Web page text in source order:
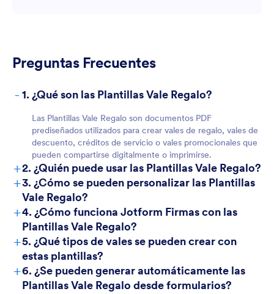
For Teams
For Customers
Preguntas Frecuentes
- 1. ¿Qué son las Plantillas Vale Regalo?
Las Plantillas Vale Regalo son documentos PDF
prediseñados utilizados para crear vales de regalo, vales de
descuento, créditos de servicio o vales promocionales que
pueden compartirse digitalmente o imprimirse.
+2. ¿Quién puede usar las Plantillas Vale Regalo?
+3. ¿Cómo se pueden personalizar las Plantillas
Vale Regalo?
+4. ¿Cómo funciona Jotform Firmas con las
Plantillas Vale Regalo?
+5. ¿Qué tipos de vales se pueden crear con
estas plantillas?
+6. ¿Se pueden generar automáticamente las
Plantillas Vale Regalo desde formularios?